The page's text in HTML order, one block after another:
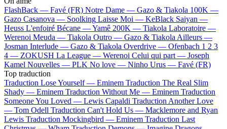
FlashBack — Favé (FR) Notre Dame — Gazo & Tiakola 100K —
Gazo Casanova — Soolking Laisse Moi — KeBlack Saiyan —
Heuss L'enfoiré Bécane —Yamê 200K — Tiakola Laboratoire —
Werenoi Meuda — Tiakola Outro — Gazo & Tiakola Ailleurs —
Josman Interlude — Gazo & Tiakola Overdrive — Ofenbach 1 2 3
4 — ZOKUSH La League — Werenoi Celui qui part — Joseph
Kamel Nouvelles — PLK No love — Ninho Urus — Favé (FR)
Top traduction
Traduction Lose Yourself — Eminem Traduction The Real Slim
Shady — Eminem Traduction Without Me — Eminem Traduction
Someone You Loved — Lewis Capaldi Traduction Another Love
— Tom Odell Traduction Can't Hold Us — Macklemore and Ryan
Lewis Traduction Mockingbird — Eminem Traduction Last